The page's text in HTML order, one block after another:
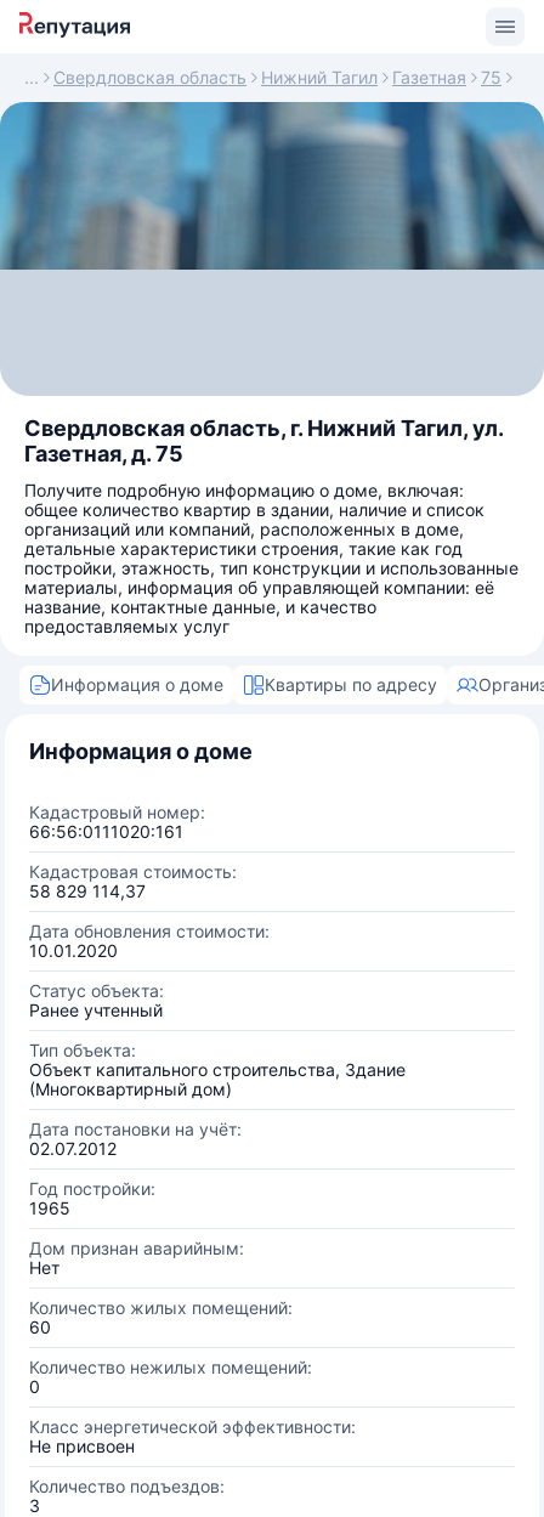
Свердловская область Нижний Тагил Газетная 75
Свердловская область, г. Нижний Тагил, ул.
Газетная, д. 75
Получите подробную информацию о доме, включая:
общее количество квартир в здании, наличие и список
организаций или компаний, расположенных в доме,
детальные характеристики строения, такие как год
постройки, этажность, тип конструкции и использованные
материалы, информация об управляющей компании: её
название, контактные данные, и качество
предоставляемых услуг
Информация о доме Квартиры по адресу
Информация о доме
Кадастровый номер:
66:56:0111020:161
Кадастровая стоимость:
58 829 114,37
Дата обновления стоимости:
10.01.2020
Статус объекта:
Ранее учтенный
Тип объекта:
Объект капитального строительства, Здание
(Многоквартирный дом)
Дата постановки на учёт:
02.07.2012
Год постройки:
1965
Дом признан аварийным:
Нет
Количество жилых помещений:
60
Количество нежилых помещений:
0
Класс энергетической эффективности:
Не присвоен
Количество подъездов:
3